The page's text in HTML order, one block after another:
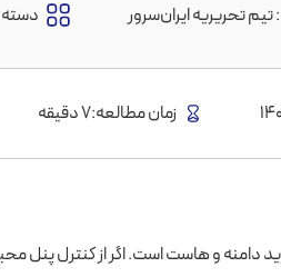
تیم تحریریه ایران‌سرور
زمان مطالعه:7 دقیقه
دامنه و هاست است. اگر از کنترل پنل